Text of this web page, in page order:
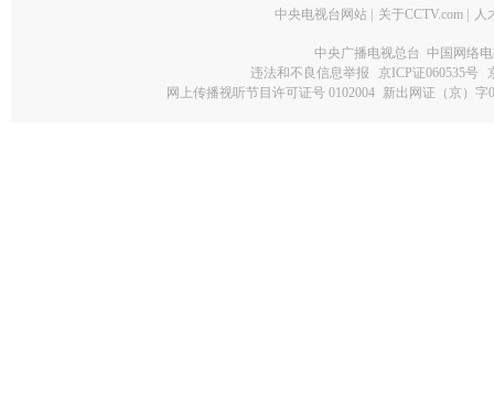
中央电视台网站 关于CCTV.com 人
中央广播电视总台 中国网络
违法和不良信息举报
京ICP证060535号
网上传播视听节目许可证号 0102004 新出网证（京）